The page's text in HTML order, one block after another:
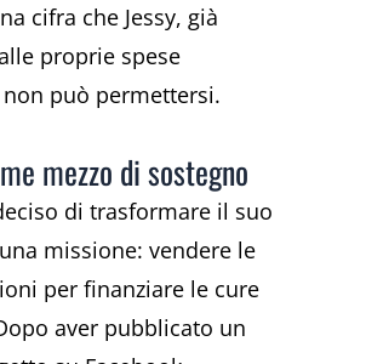
cifra che Jessy, già
proprie spese
può permettersi.
mezzo di sostegno
di trasformare il suo
missione: vendere le
per finanziare le cure
aver pubblicato un